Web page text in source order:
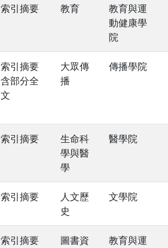
索引摘要 教育
教育與運
動健康學
院
索引摘要
含部分全
文
大眾傳
播
傳播學院
索引摘要
生命科
學與醫
學
醫學院
索引摘要
人文歷
史
文學院
索引摘要
圖書資
教育與運